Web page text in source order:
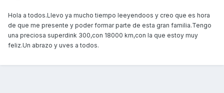
Hola a todos.Llevo ya mucho tiempo leeyendoos y creo que es hora
de que me presente y poder formar parte de esta gran familia.Tengo
una preciosa superdink 300,con 18000 km,con la que estoy muy
feliz.Un abrazo y uves a todos.